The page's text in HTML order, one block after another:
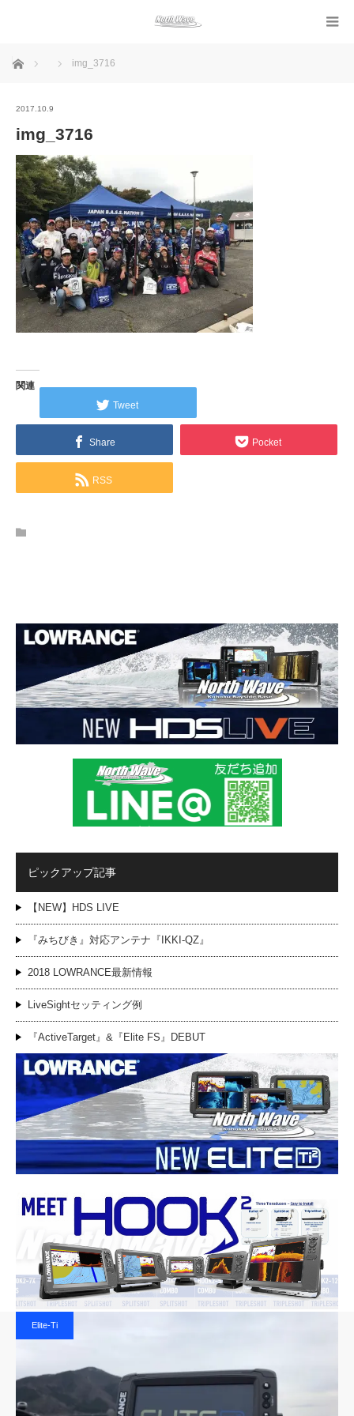
ホーム img_3716
2017.10.9
img_3716
関連
Tweet
Share Pocket
RSS
ピックアップ記事
【NEW】HDS LIVE
『みちびき』対応アンテナ『IKKI-QZ』
2018 LOWRANCE最新情報
LiveSightセッティング例
『ActiveTarget』&『Elite FS』DEBUT
Elite-Ti